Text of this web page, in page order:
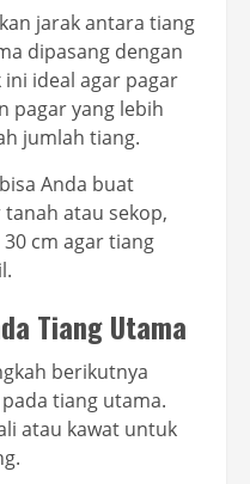
jarak antara tiang
dipasang dengan
ini ideal agar pagar
pagar yang lebih
jumlah tiang.
Anda buat
atau sekop,
cm agar tiang
Tiang Utama
berikutnya
tiang utama.
atau kawat untuk